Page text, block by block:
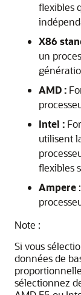
flexibles
X86
un
AMD :
Intel :
utilisent
flexibles
Ampere
Note :
Si vous
données de
sélectionnez